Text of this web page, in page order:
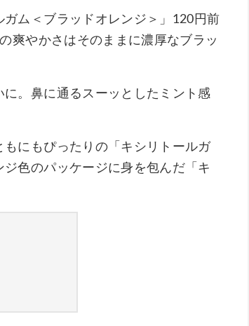
ム＜ブラッドオレンジ＞」120円前
爽やかさはそのままに濃厚なブラッ
。鼻に通るスーッとしたミント感
にもぴったりの「キシリトールガ
色のパッケージに身を包んだ「キ